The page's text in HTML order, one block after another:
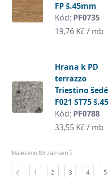
FP š.45mm
Kód: PF0735
19,76 Kč / mb
Hrana k PD
terrazzo
Triestino šedé
F021 ST75 š.45
Kód: PF0788
33,55 Kč / mb
Nalezeno 88 záznamů
1 2 3 4 5